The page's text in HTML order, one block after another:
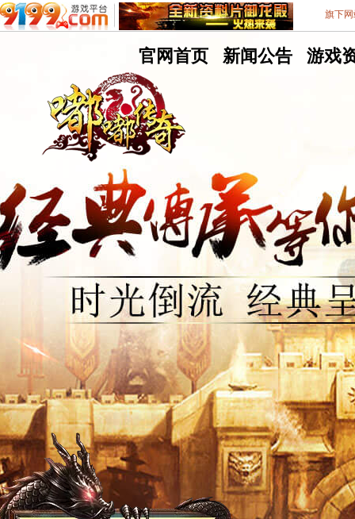
嘟
嘟
传
奇
官网首页
嘟
新闻公告
嘟
游戏
不删档测试8区
旗下